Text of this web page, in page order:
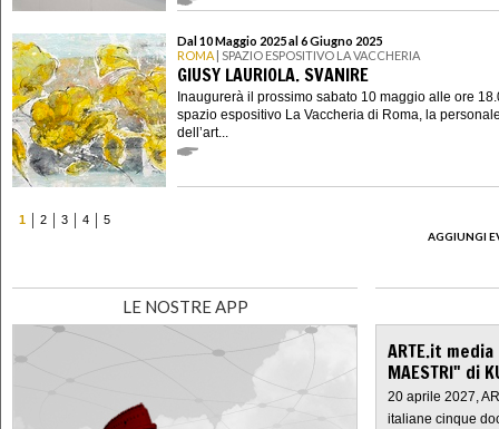
Dal 10 Maggio 2025 al 6 Giugno 2025
ROMA | SPAZIO ESPOSITIVO LA VACCHERIA
GIUSY LAURIOLA. SVANIRE
Inaugurerà il prossimo sabato 10 maggio alle ore
spazio espositivo La Vaccheria di Roma, la
dell’art...
1 2 3 4
5
AGGIUNGI
LE NOSTRE APP
ARTE.it
MAESTRI" di
20 aprile 2027,
italiane cinque